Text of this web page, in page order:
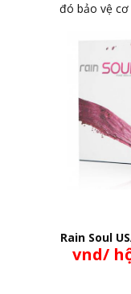
đó bảo vệ
Rain Soul
vnd/